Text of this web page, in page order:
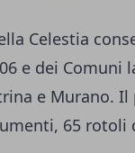
Celestia
e dei Comuni
e Murano.
65 rotoli